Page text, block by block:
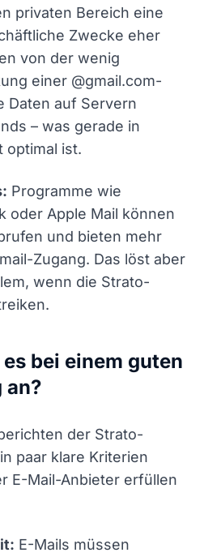
privaten Bereich eine
Zwecke eher
von der wenig
einer @gmail.com-
Daten auf Servern
– was gerade in
optimal ist.
Programme wie
oder Apple Mail können
und bieten mehr
Zugang. Das löst aber
wenn die Strato-
bei einem guten
an?
der Strato-
paar klare Kriterien
E-Mail-Anbieter erfüllen
E-Mails müssen